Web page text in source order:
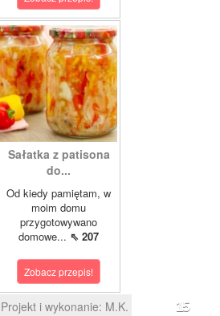
Sałatka z patisona
do...
Od kiedy pamiętam, w
moim domu
przygotowywano
domowe... ⇖ 207
Zobacz przepis!
Projekt i wykonanie: M.K. 15